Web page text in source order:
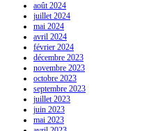
août 2024
juillet 2024
mai 2024
avril 2024
février 2024
décembre 2023
novembre 2023
octobre 2023
septembre 2023
juillet 2023
juin 2023
mai 2023